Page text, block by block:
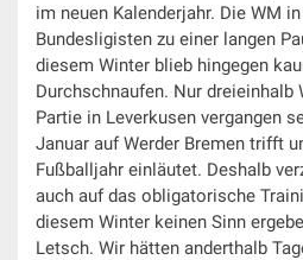
im neuen Kalenderjahr. Die WM
Bundesligisten zu einer langen
diesem Winter blieb hingegen
Durchschnaufen. Nur dreieinhalb
Partie in Leverkusen vergangen
Januar auf Werder Bremen trifft
Fußballjahr einläutet. Deshalb
auch auf das obligatorische
diesem Winter keinen Sinn
Letsch. Wir hätten anderthalb